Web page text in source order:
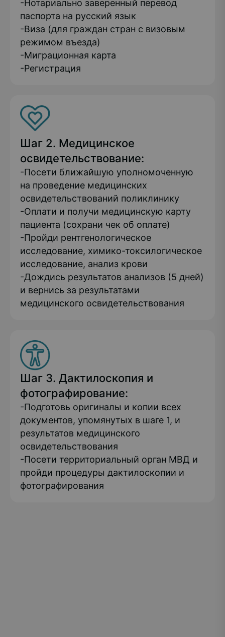
-Нотариально заверенный перевод
паспорта на русский язык
-Виза (для граждан стран с визовым
режимом въезда)
-Миграционная карта
-Регистрация
Шаг 2. Медицинское
освидетельствование:
-Посети ближайшую уполномоченную
на проведение медицинских
освидетельствований поликлинику
-Оплати и получи медицинскую карту
пациента (сохрани чек об оплате)
-Пройди рентгенологическое
исследование, химико-токсилогическое
исследование, анализ крови
-Дождись результатов анализов (5 дней)
и вернись за результатами
медицинского освидетельствования
Шаг 3. Дактилоскопия и
фотографирование:
-Подготовь оригиналы и копии всех
документов, упомянутых в шаге 1, и
результатов медицинского
освидетельствования
-Посети территориальный орган МВД и
пройди процедуры дактилоскопии и
фотографирования